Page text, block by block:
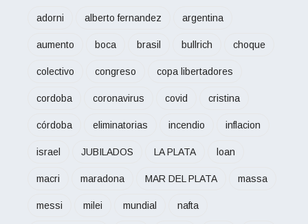
adorni alberto fernandez argentina
aumento boca brasil bullrich choque
colectivo congreso copa libertadores
cordoba coronavirus covid cristina
córdoba eliminatorias incendio inflacion
israel JUBILADOS LA PLATA loan
macri maradona MAR DEL PLATA massa
messi milei mundial nafta